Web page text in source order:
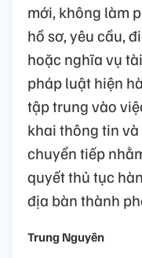
mới, không làm
hồ sơ, yêu cầu,
hoặc nghĩa vụ
pháp luật hiện
tập trung vào
khai thông tin
chuyển tiếp
quyết thủ tục
địa bàn thành
Trung Nguyên